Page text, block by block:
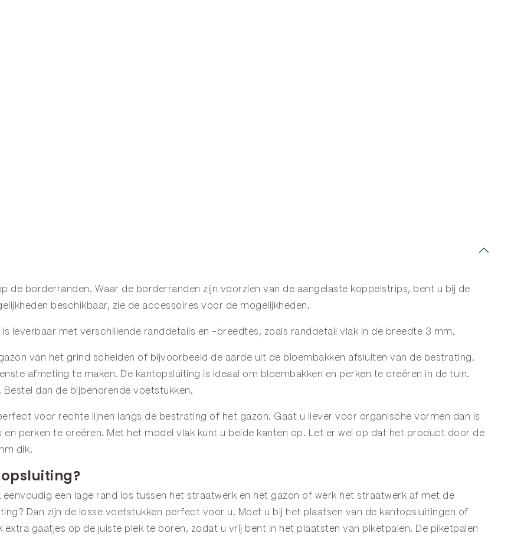
de borderranden . Waar de borderranden zijn voorzien van de aangelaste koppelstrips, bent u bij de
beschikbaar, zie de accessoires voor de mogelijkheden.
leverbaar met verschillende randdetails en -breedtes, zoals randdetail vlak in de breedte 3 mm.
van het grind scheiden of bijvoorbeeld de aarde uit de bloembakken afsluiten van de bestrating.
afmeting te maken. De kantopsluiting is ideaal om bloembakken en perken te creëren in de tuin.
dan de bijbehorende voetstukken .
voor rechte lijnen langs de bestrating of het gazon. Gaat u liever voor organische vormen dan is
perken te creëren. Met het model vlak kunt u beide kanten op. Let er wel op dat het product door de
dik.
een lage rand los tussen het straatwerk en het gazon of werk het straatwerk af met de
Dan zijn de losse voetstukken perfect voor u. Moet u bij het plaatsen van de kantopsluitingen of
extra gaatjes op de juiste plek te boren, zodat u vrij bent in het plaatsten van piketpalen. De piketpalen